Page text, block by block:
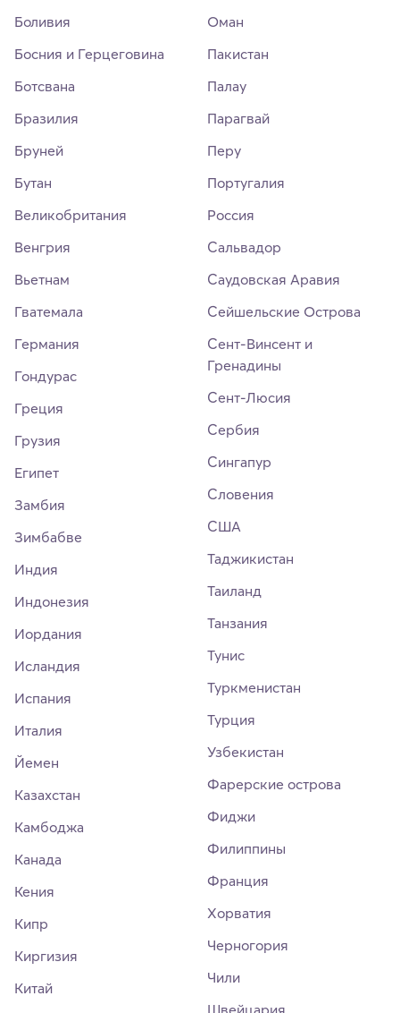
Боливия
Босния и Герцеговина
Ботсвана
Бразилия
Бруней
Бутан
Великобритания
Венгрия
Вьетнам
Гватемала
Германия
Гондурас
Греция
Грузия
Египет
Замбия
Зимбабве
Индия
Индонезия
Иордания
Исландия
Испания
Италия
Йемен
Казахстан
Камбоджа
Канада
Кения
Кипр
Киргизия
Китай
Оман
Пакистан
Палау
Парагвай
Перу
Португалия
Россия
Сальвадор
Саудовская Аравия
Сейшельские Острова
Сент-Винсент и
Гренадины
Сент-Люсия
Сербия
Сингапур
Словения
США
Таджикистан
Таиланд
Танзания
Тунис
Туркменистан
Турция
Узбекистан
Фарерские острова
Фиджи
Филиппины
Франция
Хорватия
Черногория
Чили